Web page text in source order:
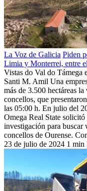
La Voz de Galicia Piden
Limia y Monterrei, entre
Vistas do Val do Támega
Santi M. Amil Una
más de 3.500 hectáreas
concellos, que
las 05:00 h. En julio del
Omega Real State
investigación para
concellos de Ourense.
23 de julio de 2024 1 min